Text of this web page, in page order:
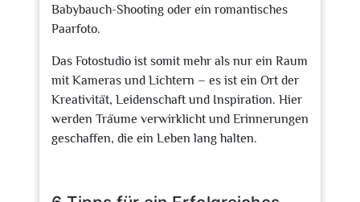
Babybauch-Shooting oder ein romantisches
Paarfoto.
Das Fotostudio ist somit mehr als nur ein Raum
mit Kameras und Lichtern – es ist ein Ort der
Kreativität, Leidenschaft und Inspiration. Hier
werden Träume verwirklicht und Erinnerungen
geschaffen, die ein Leben lang halten.